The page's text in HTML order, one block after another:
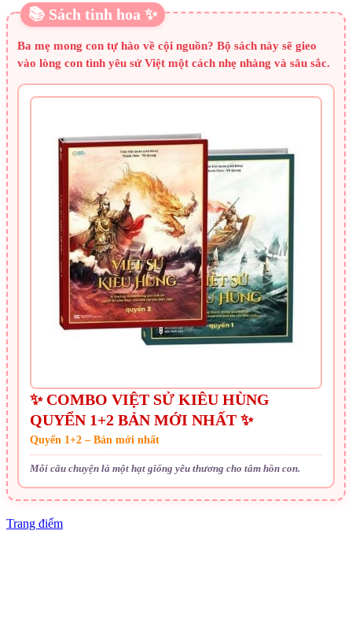
📚 Sách tinh hoa ✨
Ba mẹ mong con tự hào về cội nguồn? Bộ sách này sẽ gieo
vào lòng con tình yêu sử Việt một cách nhẹ nhàng và sâu sắc.
✨ COMBO VIỆT SỬ KIÊU HÙNG
QUYỂN 1+2 BẢN MỚI NHẤT ✨
Quyển 1+2 – Bản mới nhất
Mỗi câu chuyện là một hạt giống yêu thương cho tâm hồn con.
Trang điểm